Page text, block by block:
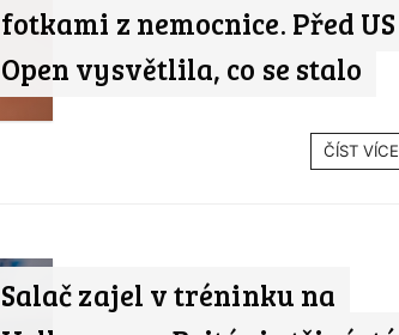
fotkami z nemocnice. Před US
Open vysvětlila, co se stalo
ČÍST VÍCE
Salač zajel v tréninku na